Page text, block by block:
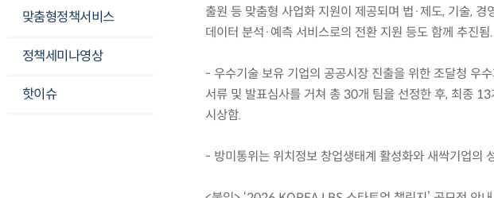
맞춤형정책서비스
정책세미나영상
핫이슈
출원 등 맞춤형 사업화 지원이 제공되며 법·제도, 기술,
데이터 분석·예측 서비스로의 전환 지원 등도 함께 추진됨.
- 우수기술 보유 기업의 공공시장 진출을 위한 조달청 우
서류 및 발표심사를 거쳐 총 30개 팀을 선정한 후, 최종
시상함.
- 방미통위는 위치정보 창업생태계 활성화와 새싹기업의